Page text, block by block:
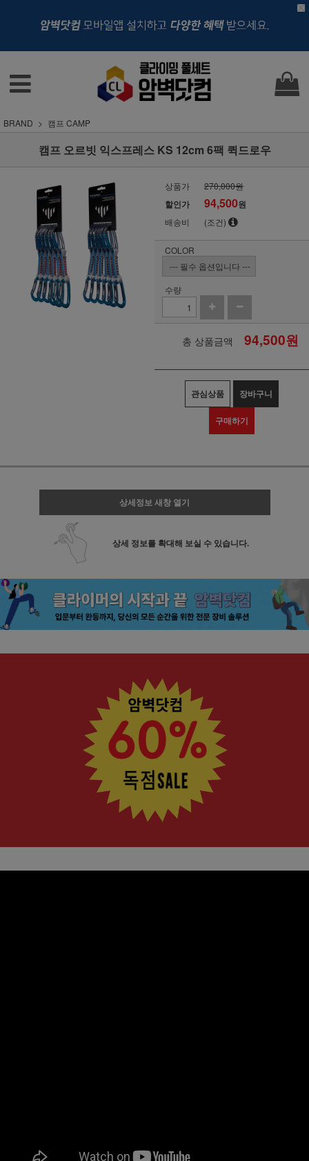
BRAND 캠프 CAMP
캠프 오르빗 익스프레스 KS 12cm 6팩 퀵드로우
상품가 270,000원
할인가 94,500원
배송비 (조건)
COLOR
수량
총 상품금액 94,500원
관심상품 장바구니
구매하기
상세정보 새창 열기
상세 정보를 확대해 보실 수 있습니다.